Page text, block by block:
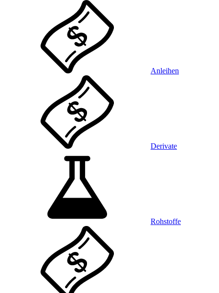
Anleihen
Derivate
Rohstoffe